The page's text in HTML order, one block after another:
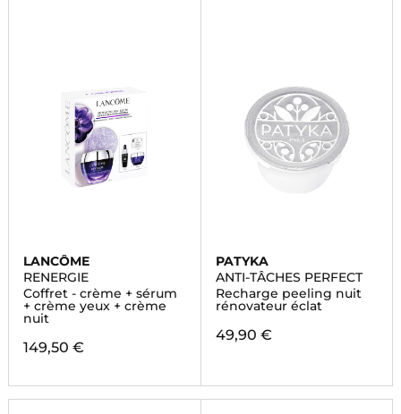
LANCÔME
RENERGIE
Coffret - crème + sérum
+ crème yeux + crème
nuit
149,50 €
PATYKA
ANTI-TÂCHES PERFECT
Recharge peeling nuit
rénovateur éclat
49,90 €